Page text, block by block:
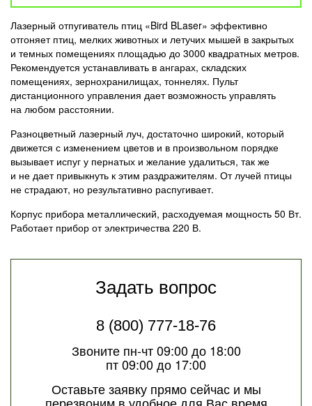
Лазерный отпугиватель птиц «Bird BLaser» эффективно
отгоняет птиц, мелких животных и летучих мышей в закрытых
и темных помещениях площадью до 3000 квадратных метров.
Рекомендуется устанавливать в ангарах, складских
помещениях, зернохранилищах, тоннелях. Пульт
дистанционного управления дает возможность управлять
на любом расстоянии.
Разноцветный лазерный луч, достаточно широкий, который
движется с изменением цветов и в произвольном порядке
вызывает испуг у пернатых и желание удалиться, так же
и не дает привыкнуть к этим раздражителям. От лучей птицы
не страдают, но результативно распугивает.
Корпус прибора металлический, расходуемая мощность 50 Вт.
Работает прибор от электричества 220 В.
Задать вопрос
8 (800) 777-18-76
Звоните пн-чт 09:00 до 18:00
пт 09:00 до 17:00
Оставьте заявку прямо сейчас и мы
перезвоним в удобное для Вас время